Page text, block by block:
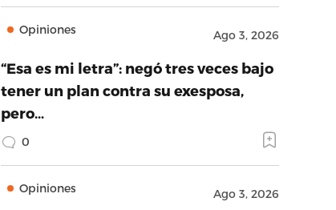
Opiniones Ago 3, 2026
“Esa es mi letra”: negó tres veces bajo
tener un plan contra su exesposa,
pero…
0
Opiniones Ago 3, 2026